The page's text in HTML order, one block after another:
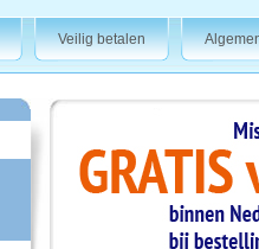
Veilig betalen